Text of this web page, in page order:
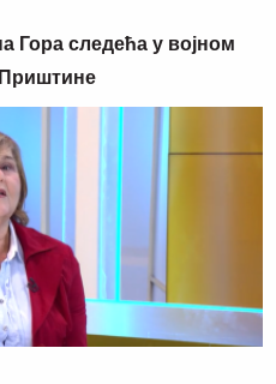
Гора следећа у војном
Приштине